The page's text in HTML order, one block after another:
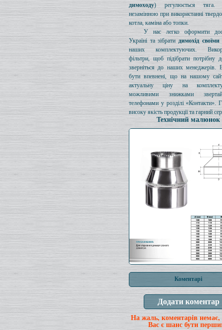
димоходу) регулюється
незамінною при використанні
котла, каміна або топки.
У нас легко оформити
Україні та зібратидимохід
наших комплектуючих.
фільтри, щоб підібрати потрібну
зверніться до наших менеджерів.
бути впевнені, що на нашому
актуальну ціну на
можливими знижками
телефонами у розділі «Контакти».
високу якість продукції та гарний
Технічний малюнок
Коментарі
На жаль, коментарів немає,
Вас є шанс бути